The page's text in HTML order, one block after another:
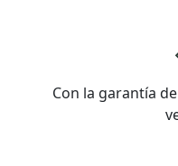
Con la garantía